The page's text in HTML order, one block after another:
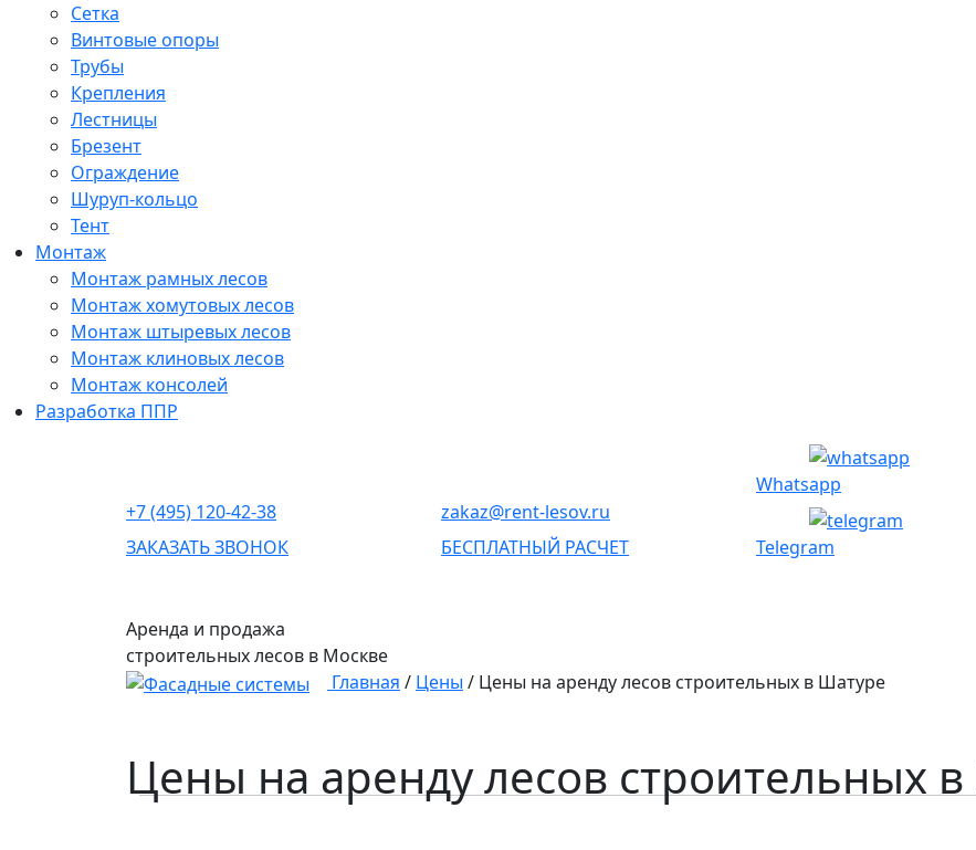
Сетка
Винтовые опоры
Трубы
Крепления
Лестницы
Брезент
Ограждение
Шуруп-кольцо
Тент
Монтаж
Монтаж рамных лесов
Монтаж хомутовых лесов
Монтаж штыревых лесов
Монтаж клиновых лесов
Монтаж консолей
Разработка ППР
+7 (495) 120-42-38
ЗАКАЗАТЬ ЗВОНОК
zakaz@rent-lesov.ru
БЕСПЛАТНЫЙ РАСЧЕТ
Whatsapp
Telegram
Аренда и продажа
строительных лесов в Москве
Главная / Цены / Цены на аренду лесов строительных в Шатуре
Цены на аренду лесов строительных